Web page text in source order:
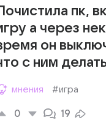
пк,
а через
он
с ним
мнения #игра
0 19